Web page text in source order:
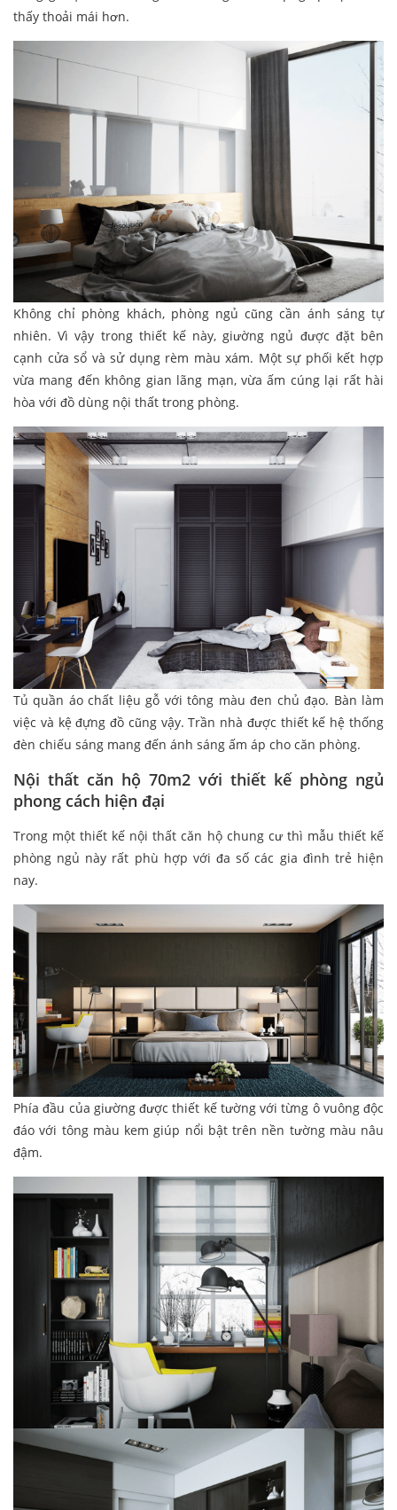
thấy thoải mái hơn.
Không chỉ phòng khách, phòng ngủ cũng cần ánh sáng tự
nhiên. Vì vậy trong thiết kế này, giường ngủ được đặt bên
cạnh cửa sổ và sử dụng rèm màu xám. Một sự phối kết hợp
vừa mang đến không gian lãng mạn, vừa ấm cúng lại rất hài
hòa với đồ dùng nội thất trong phòng.
Tủ quần áo chất liệu gỗ với tông màu đen chủ đạo. Bàn làm
việc và kệ đựng đồ cũng vậy. Trần nhà được thiết kế hệ thống
đèn chiếu sáng mang đến ánh sáng ấm áp cho căn phòng.
Nội thất căn hộ 70m2 với thiết kế phòng ngủ
phong cách hiện đại
Trong một thiết kế nội thất căn hộ chung cư thì mẫu thiết kế
phòng ngủ này rất phù hợp với đa số các gia đình trẻ hiện
nay.
Phía đầu của giường được thiết kế tường với từng ô vuông độc
đáo với tông màu kem giúp nổi bật trên nền tường màu nâu
đậm.